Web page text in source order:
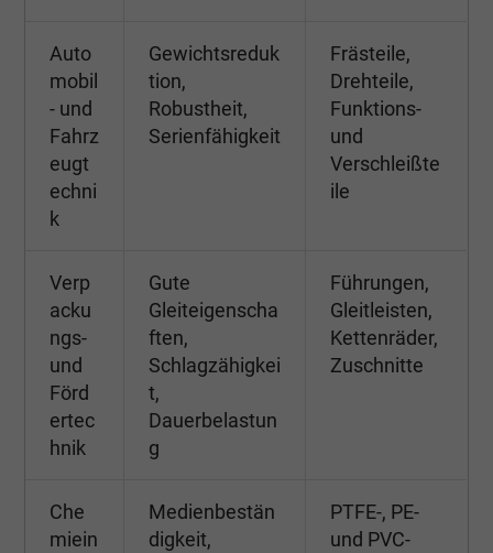
Auto
mobil
- und
Fahrz
eugt
echni
k
Gewichtsreduk
tion,
Robustheit,
Serienfähigkeit
Frästeile,
Drehteile,
Funktions-
und
Verschleißte
ile
Verp
acku
ngs-
und
Förd
ertec
hnik
Gute
Gleiteigenscha
ften,
Schlagzähigkei
t,
Dauerbelastun
g
Führungen,
Gleitleisten,
Kettenräder,
Zuschnitte
Che
miein
Medienbestän
digkeit,
PTFE-, PE-
und PVC-